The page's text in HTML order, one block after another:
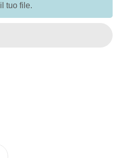
il tuo file.